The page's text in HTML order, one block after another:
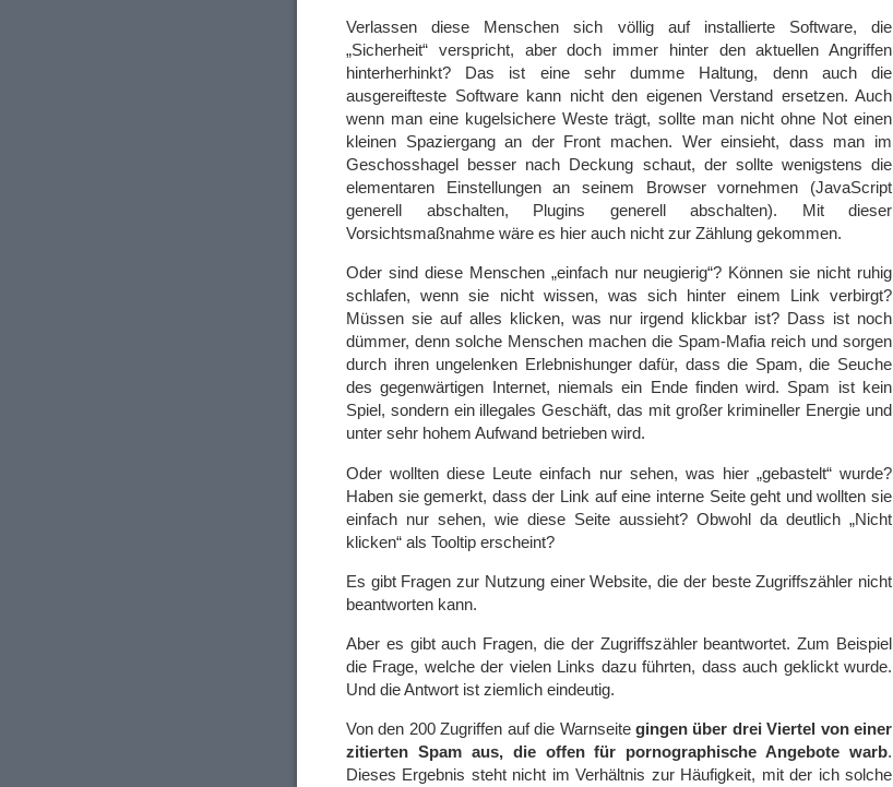
Verlassen diese Menschen sich völlig auf installierte Software, die
„Sicherheit“ verspricht, aber doch immer hinter den aktuellen Angriffen
hinterherhinkt? Das ist eine sehr dumme Haltung, denn auch die
ausgereifteste Software kann nicht den eigenen Verstand ersetzen. Auch
wenn man eine kugelsichere Weste trägt, sollte man nicht ohne Not einen
kleinen Spaziergang an der Front machen. Wer einsieht, dass man im
Geschosshagel besser nach Deckung schaut, der sollte wenigstens die
elementaren Einstellungen an seinem Browser vornehmen (JavaScript
generell abschalten, Plugins generell abschalten). Mit dieser
Vorsichtsmaßnahme wäre es hier auch nicht zur Zählung gekommen.
Oder sind diese Menschen „einfach nur neugierig“? Können sie nicht ruhig
schlafen, wenn sie nicht wissen, was sich hinter einem Link verbirgt?
Müssen sie auf alles klicken, was nur irgend klickbar ist? Dass ist noch
dümmer, denn solche Menschen machen die Spam-Mafia reich und sorgen
durch ihren ungelenken Erlebnishunger dafür, dass die Spam, die Seuche
des gegenwärtigen Internet, niemals ein Ende finden wird. Spam ist kein
Spiel, sondern ein illegales Geschäft, das mit großer krimineller Energie und
unter sehr hohem Aufwand betrieben wird.
Oder wollten diese Leute einfach nur sehen, was hier „gebastelt“ wurde?
Haben sie gemerkt, dass der Link auf eine interne Seite geht und wollten sie
einfach nur sehen, wie diese Seite aussieht? Obwohl da deutlich „Nicht
klicken“ als Tooltip erscheint?
Es gibt Fragen zur Nutzung einer Website, die der beste Zugriffszähler nicht
beantworten kann.
Aber es gibt auch Fragen, die der Zugriffszähler beantwortet. Zum Beispiel
die Frage, welche der vielen Links dazu führten, dass auch geklickt wurde.
Und die Antwort ist ziemlich eindeutig.
Von den 200 Zugriffen auf die Warnseite gingen über drei Viertel von einer
zitierten Spam aus, die offen für pornographische Angebote warb.
Dieses Ergebnis steht nicht im Verhältnis zur Häufigkeit, mit der ich solche